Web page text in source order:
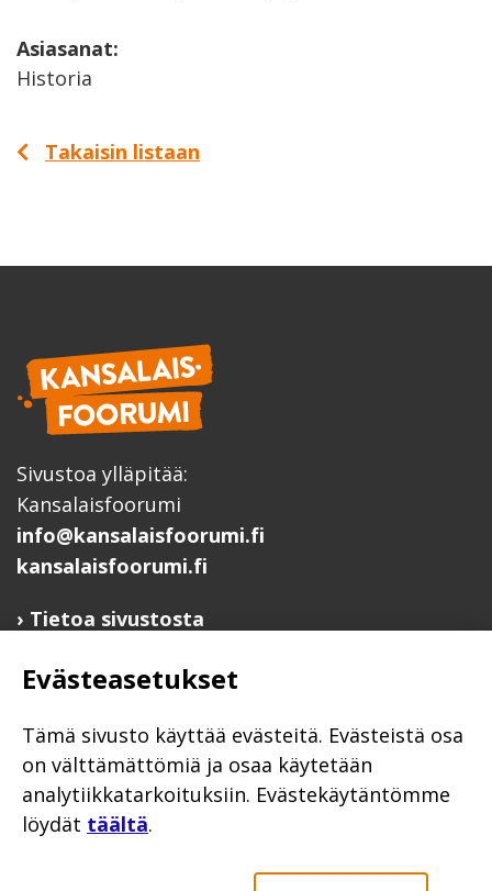
Asiasanat:
Historia
Takaisin listaan
Sivustoa ylläpitää:
Kansalaisfoorumi
info@kansalaisfoorumi.fi
kansalaisfoorumi.fi
Tietoa sivustosta
Ilmoita järjestösi järjestöhakemistoon
Järjestötietäjä-testi
Anna palautetta
Saavutettavuusseloste
Evästekäytännöt
Evästeasetukset
Tämä sivusto käyttää evästeitä. Evästeistä osa
on välttämättömiä ja osaa käytetään
analytiikkatarkoituksiin. Evästekäytäntömme
löydät täältä.